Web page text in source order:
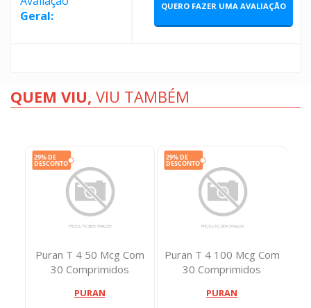
Geral:
QUERO FAZER UMA AVALIAÇÃO
QUEM VIU, VIU TAMBÉM
Puran T 4 50 Mcg Com
30 Comprimidos
PURAN
Puran T 4 100 Mcg Com
30 Comprimidos
PURAN